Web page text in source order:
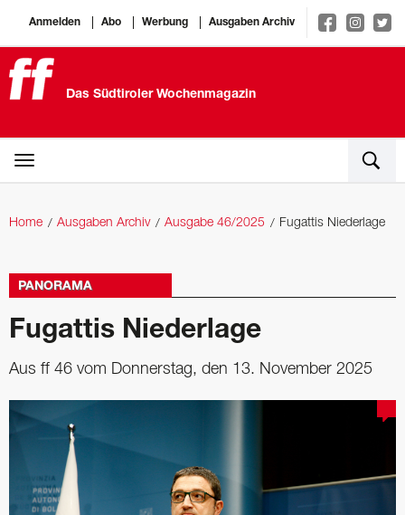
Anmelden Abo Werbung Ausgaben Archiv
Das Südtiroler Wochenmagazin
Home Ausgaben Archiv Ausgabe 46/2025 Fugattis Niederlage
PANORAMA
Fugattis Niederlage
Aus ff 46 vom Donnerstag, den 13. November 2025